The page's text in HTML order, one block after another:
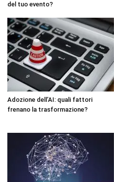
del tuo evento?
Adozione dell’AI: quali fattori
frenano la trasformazione?